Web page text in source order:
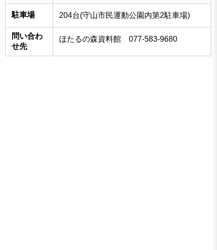
駐車場 204台(守山市民運動公園内第2駐車場)
問い合わ
せ先
ほたるの森資料館 077-583-9680